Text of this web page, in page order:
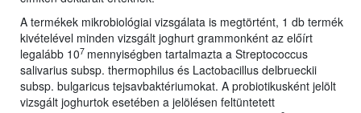
A termékek mikrobiológiai vizsgálata is megtörtént, 1 db termék
kivételével minden vizsgált joghurt grammonként az előírt
legalább 107 mennyiségben tartalmazta a Streptococcus
salivarius subsp. thermophilus és Lactobacillus delbrueckii
subsp. bulgaricus tejsavbaktériumokat. A probiotikusként jelölt
vizsgált joghurtok esetében a jelölésen feltüntetett